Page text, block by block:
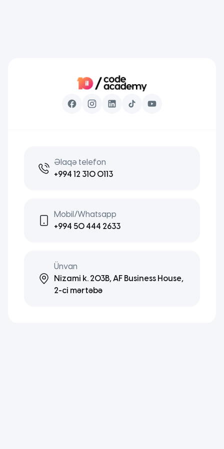
Əlaqə telefon
+994 12 310 0113
Mobil/Whatsapp
+994 50 444 2633
Ünvan
Nizami k. 203B, AF Business House,
2-ci mərtəbə